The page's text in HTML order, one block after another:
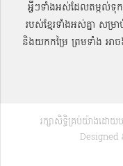
អ្វីៗទាំងអស់ដែលតម្កល់ទុក
របស់ខ្មែរទាំងអស់គ្នា សម្
និងយកកម្រៃ ព្រមទាំង អា
រក្សាសិទ្ធិគ្រប់យ៉ាងដោ
Designed